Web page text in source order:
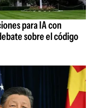
para IA con
sobre el código